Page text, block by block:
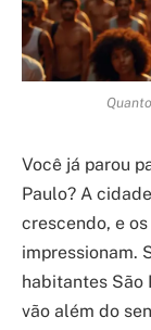
Você já parou
Paulo? A
crescendo, e
impressionam.
habitantes São
vão além do